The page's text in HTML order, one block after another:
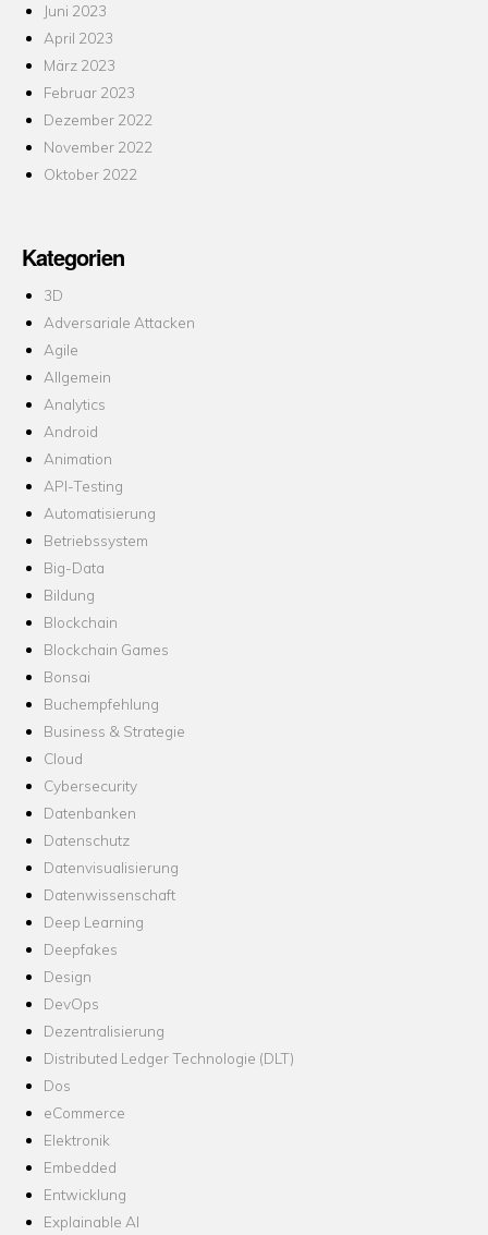
Juni 2023
April 2023
März 2023
Februar 2023
Dezember 2022
November 2022
Oktober 2022
Kategorien
3D
Adversariale Attacken
Agile
Allgemein
Analytics
Android
Animation
API-Testing
Automatisierung
Betriebssystem
Big-Data
Bildung
Blockchain
Blockchain Games
Bonsai
Buchempfehlung
Business & Strategie
Cloud
Cybersecurity
Datenbanken
Datenschutz
Datenvisualisierung
Datenwissenschaft
Deep Learning
Deepfakes
Design
DevOps
Dezentralisierung
Distributed Ledger Technologie (DLT)
Dos
eCommerce
Elektronik
Embedded
Entwicklung
Explainable AI